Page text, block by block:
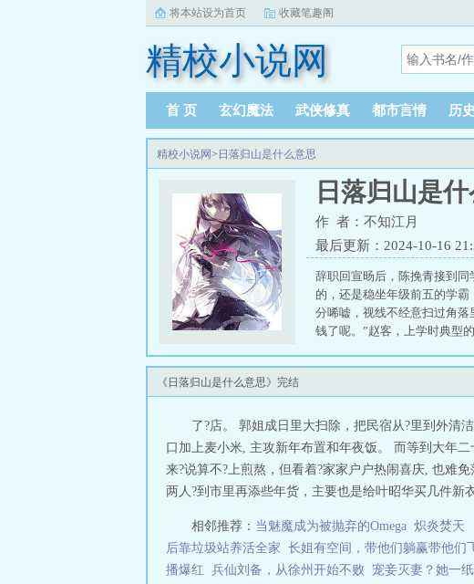
将本站设为首页 收藏笔趣阁
精校小说网
首 页 玄幻魔法 武侠修真 都市言情 历
精校小说网> 日落归山是什么意思
日落归山是
作 者：不知江月
最后更新：2024-10-16
辞职回宣旸后，陈挽青接到
的，还是稳坐年级前五的学
分唏嘘，视线不经意扫过角
钱了呢。”赵客，上学时典型
来，有听过赵客的事吗？”不
拂过耳垂，撩起丝丝痒意。“
黑的眸子紧盯陈挽青。她今
《日落归山是什么意思》完结
了?店。 郭姐成日里大扫除，把民宿从?里到外清
口加上麦小米, 主攻新年布置和年夜饭。 而等到大年
来?说算不?上煎熬，但看着?家家户户热闹喜庆, 也难
两人?到市里再添些年货，主要也是给叶昭华买几件新
相邻推荐： 当魅魔成为被抛弃的Omega 炽炎焚天
后靠垃圾站养活全家 长姐有空间，带他们躺赢带他们
播爆红 兵仙刘备，从徐州开始不败 宠妾灭妻？她一